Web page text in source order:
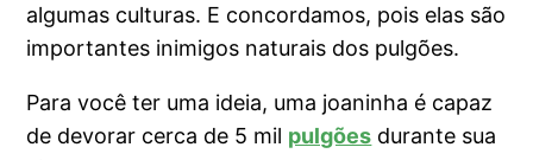
algumas culturas. E concordamos, pois elas são
importantes inimigos naturais dos pulgões.
Para você ter uma ideia, uma joaninha é capaz
de devorar cerca de 5 mil pulgões durante sua